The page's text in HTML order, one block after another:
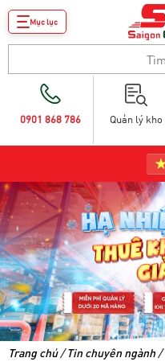
Quản lý kho
0901 868 786
Trang chủ/Tin chuyên ngành/
Mục lục